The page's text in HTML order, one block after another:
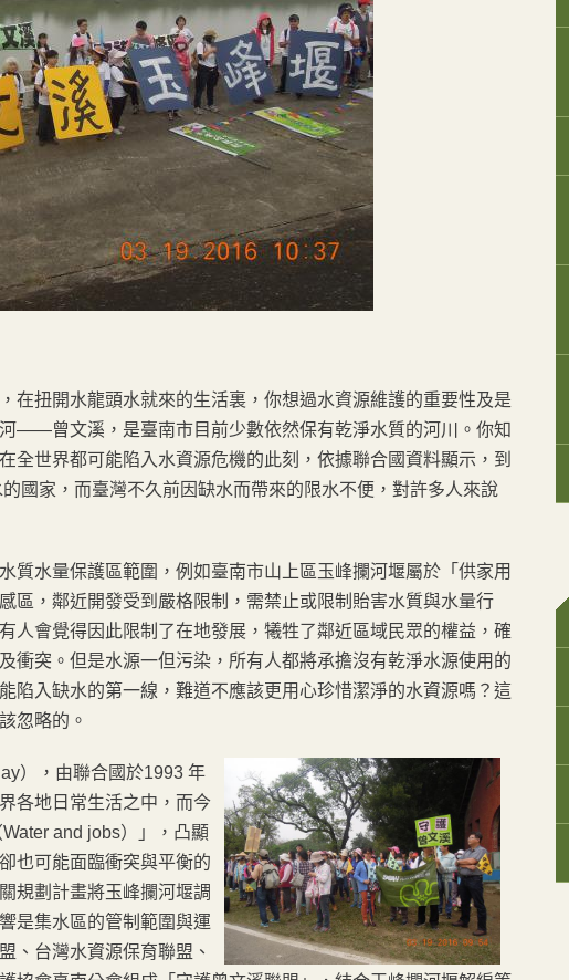
在扭開水龍頭水就來的生活裏，你想過水資源維護的重要性及是
——曾文溪，是臺南市目前少數依然保有乾淨水質的河川。你知
全世界都可能陷入水資源危機的此刻，依據聯合國資料顯示，到
國家，而臺灣不久前因缺水而帶來的限水不便，對許多人來說
質水量保護區範圍，例如臺南市山上區玉峰攔河堰屬於「供家用
區，鄰近開發受到嚴格限制，需禁止或限制貽害水質與水量行
人會覺得因此限制了在地發展，犧牲了鄰近區域民眾的權益，確
衝突。但是水源一但污染，所有人都將承擔沒有乾淨水源使用的
陷入缺水的第一線，難道不應該更用心珍惜潔淨的水資源嗎？這
忽略的。
），由聯合國於1993 年
各地日常生活之中，而今
and jobs）」，凸顯
也可能面臨衝突與平衡的
規劃計畫將玉峰攔河堰調
是集水區的管制範圍與運
、台灣水資源保育聯盟、